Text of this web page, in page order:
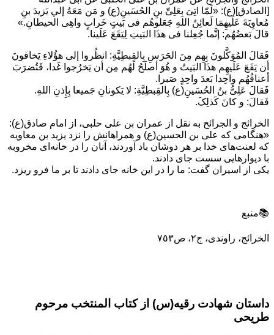
[الصادق](ع): «لَمّا اتِىَ بِعَلِىِّ بنِ الحُسَينِ(ع) و مَن مَعَهُ إلي يَزيدَ بنِ
مُعاوِيَةَ عَلَيهِمَا لَعائِنُ اللهِ جَعَلوهُم فى بَيتٍ خَرابٍ واهِى الحيطانِ.»
قالَ بَعضُهُم: إنَّما جُعِلنا فى هذَا البَيتِ لِيَقَعَ عَلَينا.
فَقالَ المُوَکَّلونَ بِهِم مِنَ الحَرَسِ بِالقِبطِيَّةِ: انظُروا إلى هؤُلاءِ يَخافونَ
أن یَقَعَ عَلَیهِم هذَا البَیتُ و هُوَ أصلَحُ لَهُم مِن أن يَخرُجوا غَدا، فَتُضرَبَ
أعناقُهُم واحِدا بَعدَ واحِدٍ صَبرا.
فَقالَ عَلِىُّ بنُ الحُسَينِ(ع) بِالقِبطِيَّةِ: لا يَکونانِ جَميعا بِإِذنِ اللهِ.
فَقالَ: و كانَ كَذلِکَ.
الخرائج و الجرائح به نقل از عمران بن علی حلبی، از امام صادق(ع):
«هنگامی که علی بن الحسین(ع) و همراهانش را نزد یزید بن معاویه
که لعنت‌های خدا بر هر دوشان باد آوردند، آنان را در خانه‌ای مخروبه
با دیوارهایی سست جای دادند.
یکی از اسیران گفت: ما را در این خانه جای دادند تا بر ما فرو ریزد.
📚منبع
الخرائج، راوندی، ج٢، ص٧٥٣
داستان شهادت رقیه(س) از کتاب المنتخب مرحوم
طریحی